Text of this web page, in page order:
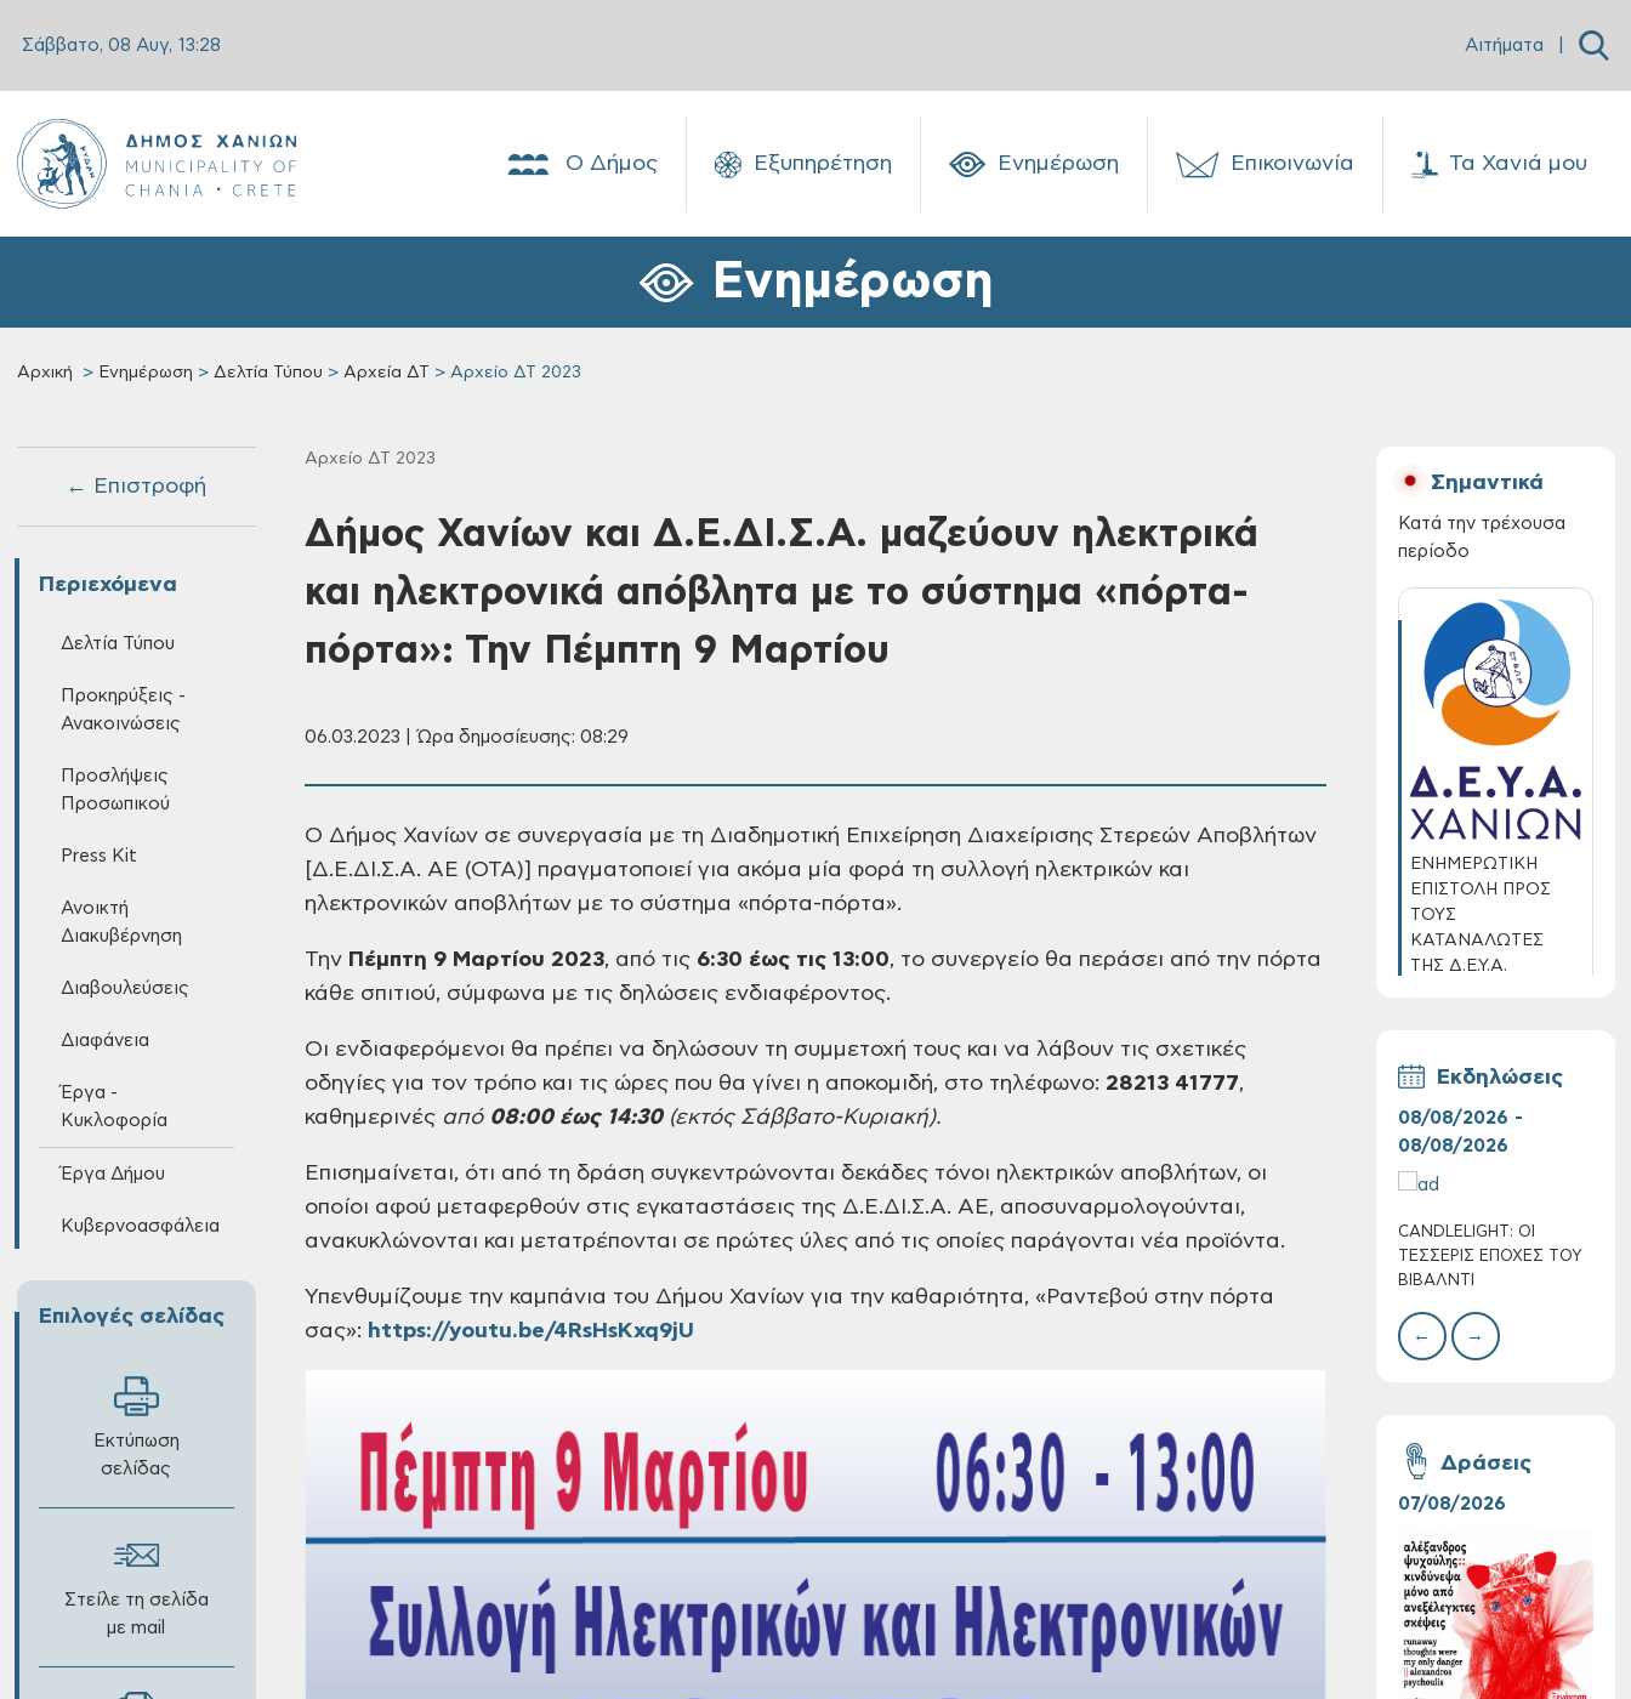
Σάββατο, 08 Αυγ, 13:28 Αιτήματα
Ο Δήμος Εξυπηρέτηση Ενημέρωση Επικοινωνία Τα Χανιά μου
Ενημέρωση
Αρχική Ενημέρωση Δελτία Τύπου Αρχεία ΔΤ Αρχείο ΔΤ 2023
← Επιστροφή
Περιεχόμενα
Δελτία Τύπου
Προκηρύξεις -
Ανακοινώσεις
Προσλήψεις
Προσωπικού
Press Kit
Ανοικτή
Διακυβέρνηση
Διαβουλεύσεις
Διαφάνεια
Έργα -
Κυκλοφορία
Έργα Δήμου
Κυβερνοασφάλεια
Επιλογές σελίδας
Εκτύπωση
σελίδας
Στείλε τη σελίδα
με mail
Αρχείο ΔΤ 2023
Δήμος Χανίων και Δ.Ε.ΔΙ.Σ.Α. μαζεύουν ηλεκτρικά
και ηλεκτρονικά απόβλητα με το σύστημα «πόρτα-
πόρτα»: Την Πέμπτη 9 Μαρτίου
06.03.2023 | Ώρα δημοσίευσης: 08:29
Ο Δήμος Χανίων σε συνεργασία με τη Διαδημοτική Επιχείρηση Διαχείρισης Στερεών Αποβλήτων
[Δ.Ε.ΔΙ.Σ.Α. ΑΕ (ΟΤΑ)] πραγματοποιεί για ακόμα μία φορά τη συλλογή ηλεκτρικών και
ηλεκτρονικών αποβλήτων με το σύστημα «πόρτα-πόρτα».
Την Πέμπτη 9 Μαρτίου 2023, από τις 6:30 έως τις 13:00, το συνεργείο θα περάσει από την πόρτα
κάθε σπιτιού, σύμφωνα με τις δηλώσεις ενδιαφέροντος.
Οι ενδιαφερόμενοι θα πρέπει να δηλώσουν τη συμμετοχή τους και να λάβουν τις σχετικές
οδηγίες για τον τρόπο και τις ώρες που θα γίνει η αποκομιδή, στο τηλέφωνο: 28213 41777,
καθημερινές από 08:00 έως 14:30(εκτός Σάββατο-Κυριακή).
Επισημαίνεται, ότι από τη δράση συγκεντρώνονται δεκάδες τόνοι ηλεκτρικών αποβλήτων, οι
οποίοι αφού μεταφερθούν στις εγκαταστάσεις της Δ.Ε.ΔΙ.Σ.Α. ΑΕ, αποσυναρμολογούνται,
ανακυκλώνονται και μετατρέπονται σε πρώτες ύλες από τις οποίες παράγονται νέα προϊόντα.
Υπενθυμίζουμε την καμπάνια του Δήμου Χανίων για την καθαριότητα, «Ραντεβού στην πόρτα
σας»: https://youtu.be/4RsHsKxq9jU
Σημαντικά
Κατά την τρέχουσα
περίοδο
ΕΝΗΜΕΡΩΤΙΚΗ
ΕΠΙΣΤΟΛΗ ΠΡΟΣ
ΤΟΥΣ
ΚΑΤΑΝΑΛΩΤΕΣ
ΤΗΣ Δ.Ε.Υ.Α.
Δημοτική
Πινακοθήκη Χανίων:
Την Τρίτη 11/08
Εκδηλώσεις
08/08/2026 -
08/08/2026
CANDLELIGHT: ΟΙ
ΤΕΣΣΕΡΙΣ ΕΠΟΧΕΣ ΤΟΥ
ΒΙΒΑΛΝΤΙ
← →
Δράσεις
07/08/2026